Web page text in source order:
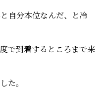
自分本位なんだ、と冷
で到着するところまで来
た。